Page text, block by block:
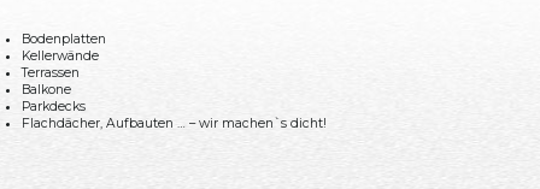
Bodenplatten
Kellerwände
Terrassen
Balkone
Parkdecks
Flachdächer, Aufbauten … – wir machen`s dicht!